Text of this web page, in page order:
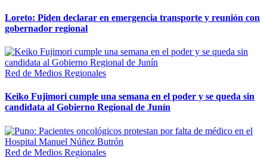
Loreto: Piden declarar en emergencia transporte y reunión con
gobernador regional
Red de Medios Regionales
Keiko Fujimori cumple una semana en el poder y se queda sin
candidata al Gobierno Regional de Junín
Red de Medios Regionales